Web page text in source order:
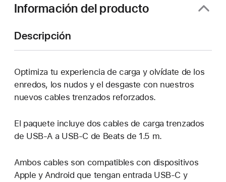
ventana)
Información del producto
Descripción
Optimiza tu experiencia de carga y olvídate de los
enredos, los nudos y el desgaste con nuestros
nuevos cables trenzados reforzados.
El paquete incluye dos cables de carga trenzados
de USB-A a USB-C de Beats de 1.5 m.
Ambos cables son compatibles con dispositivos
Apple y Android que tengan entrada USB-C y